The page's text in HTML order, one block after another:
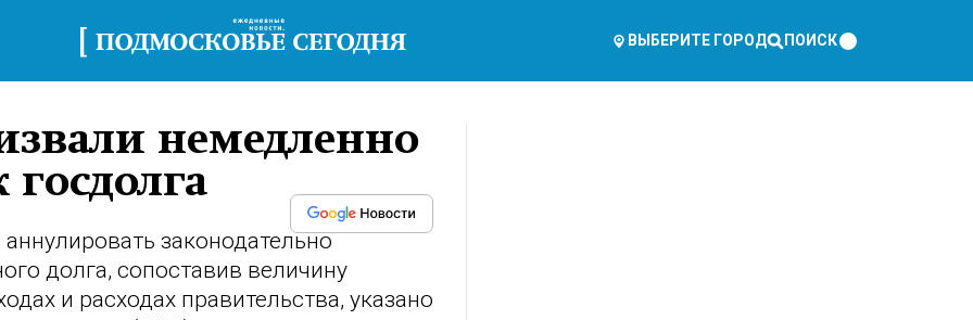
ВЫБЕРИТЕ ГОРОД ПОИСК
немедленно
законодательно
долга, сопоставив величину
и расходах правительства, указано